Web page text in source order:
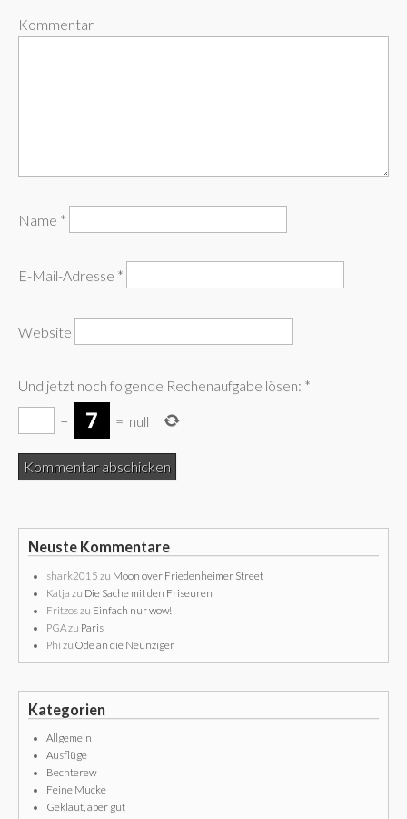
Kommentar
Name *
E-Mail-Adresse *
Website
Und jetzt noch folgende Rechenaufgabe lösen: *
− = null
Neuste Kommentare
shark2015 zu Moon over Friedenheimer Street
Katja zu Die Sache mit den Friseuren
Fritzoszu Einfach nur wow!
PGAzu Paris
Phi zu Ode an die Neunziger
Kategorien
Allgemein
Ausflüge
Bechterew
Feine Mucke
Geklaut, aber gut